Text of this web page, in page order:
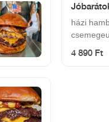
házi
4 890 Ft